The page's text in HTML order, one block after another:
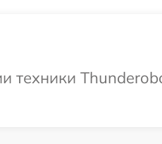
техники